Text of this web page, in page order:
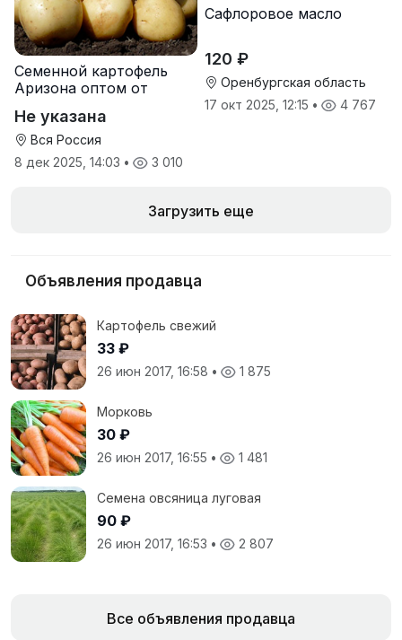
Семенной картофель
Аризона оптом от
Не указана
Вся Россия
8 дек 2025, 14:03 • 3 010
Сафлоровое масло
120 ₽
Оренбургская область
17 окт 2025, 12:15 • 4 767
Загрузить еще
Объявления продавца
Картофель свежий
33 ₽
26 июн 2017, 16:58 • 1 875
Морковь
30 ₽
26 июн 2017, 16:55 • 1 481
Семена овсяница луговая
90 ₽
26 июн 2017, 16:53 • 2 807
Все объявления продавца